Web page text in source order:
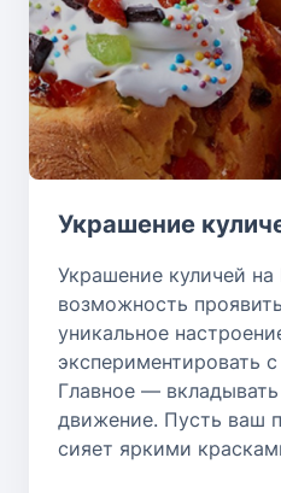
Украшение
Украшение куличей
возможность
уникальное
экспериментировать
Главное —
движение. Пусть ваш
сияет яркими